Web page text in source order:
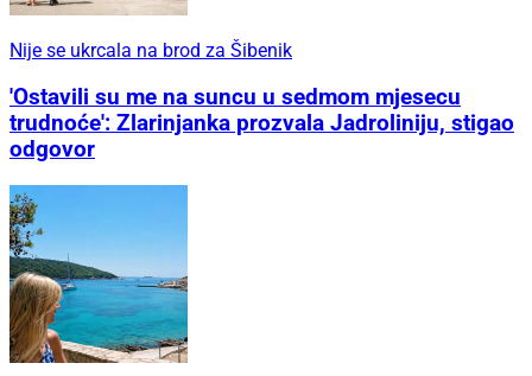
Nije se ukrcala na brod za Šibenik
'Ostavili su me na suncu u sedmom mjesecu
trudnoće': Zlarinjanka prozvala Jadroliniju, stigao
odgovor